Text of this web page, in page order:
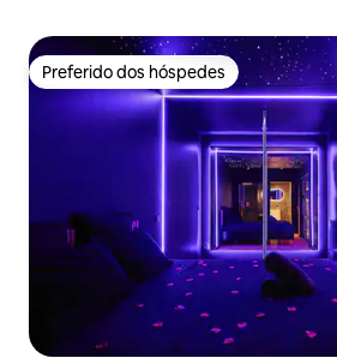
Preferido dos hóspedes
Preferido dos hóspedes